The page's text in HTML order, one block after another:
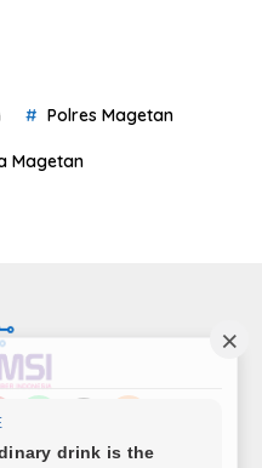
Polres Magetan
Magetan